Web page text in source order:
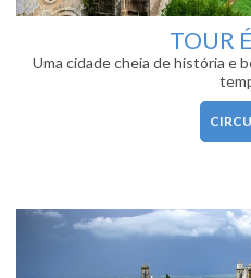
TOUR
Uma cidade cheia de história e